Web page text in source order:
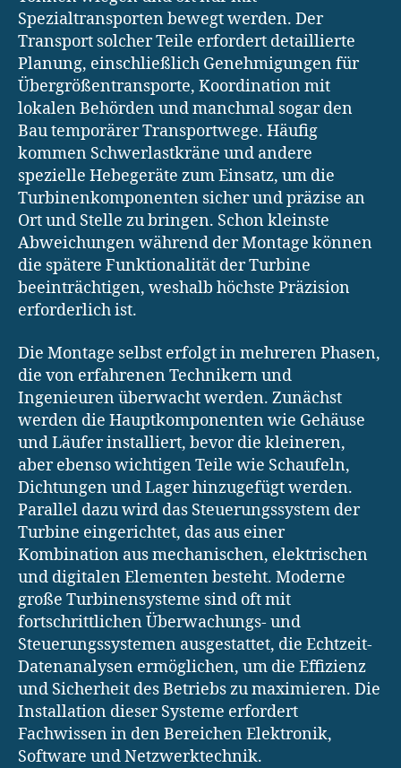
Spezialtransporten bewegt werden. Der
Transport solcher Teile erfordert detaillierte
Planung, einschließlich Genehmigungen für
Übergrößentransporte, Koordination mit
lokalen Behörden und manchmal sogar den
Bau temporärer Transportwege. Häufig
kommen Schwerlastkräne und andere
spezielle Hebegeräte zum Einsatz, um die
Turbinenkomponenten sicher und präzise an
Ort und Stelle zu bringen. Schon kleinste
Abweichungen während der Montage können
die spätere Funktionalität der Turbine
beeinträchtigen, weshalb höchste Präzision
erforderlich ist.
Die Montage selbst erfolgt in mehreren Phasen,
die von erfahrenen Technikern und
Ingenieuren überwacht werden. Zunächst
werden die Hauptkomponenten wie Gehäuse
und Läufer installiert, bevor die kleineren,
aber ebenso wichtigen Teile wie Schaufeln,
Dichtungen und Lager hinzugefügt werden.
Parallel dazu wird das Steuerungssystem der
Turbine eingerichtet, das aus einer
Kombination aus mechanischen, elektrischen
und digitalen Elementen besteht. Moderne
große Turbinensysteme sind oft mit
fortschrittlichen Überwachungs- und
Steuerungssystemen ausgestattet, die Echtzeit-
Datenanalysen ermöglichen, um die Effizienz
und Sicherheit des Betriebs zu maximieren. Die
Installation dieser Systeme erfordert
Fachwissen in den Bereichen Elektronik,
Software und Netzwerktechnik.